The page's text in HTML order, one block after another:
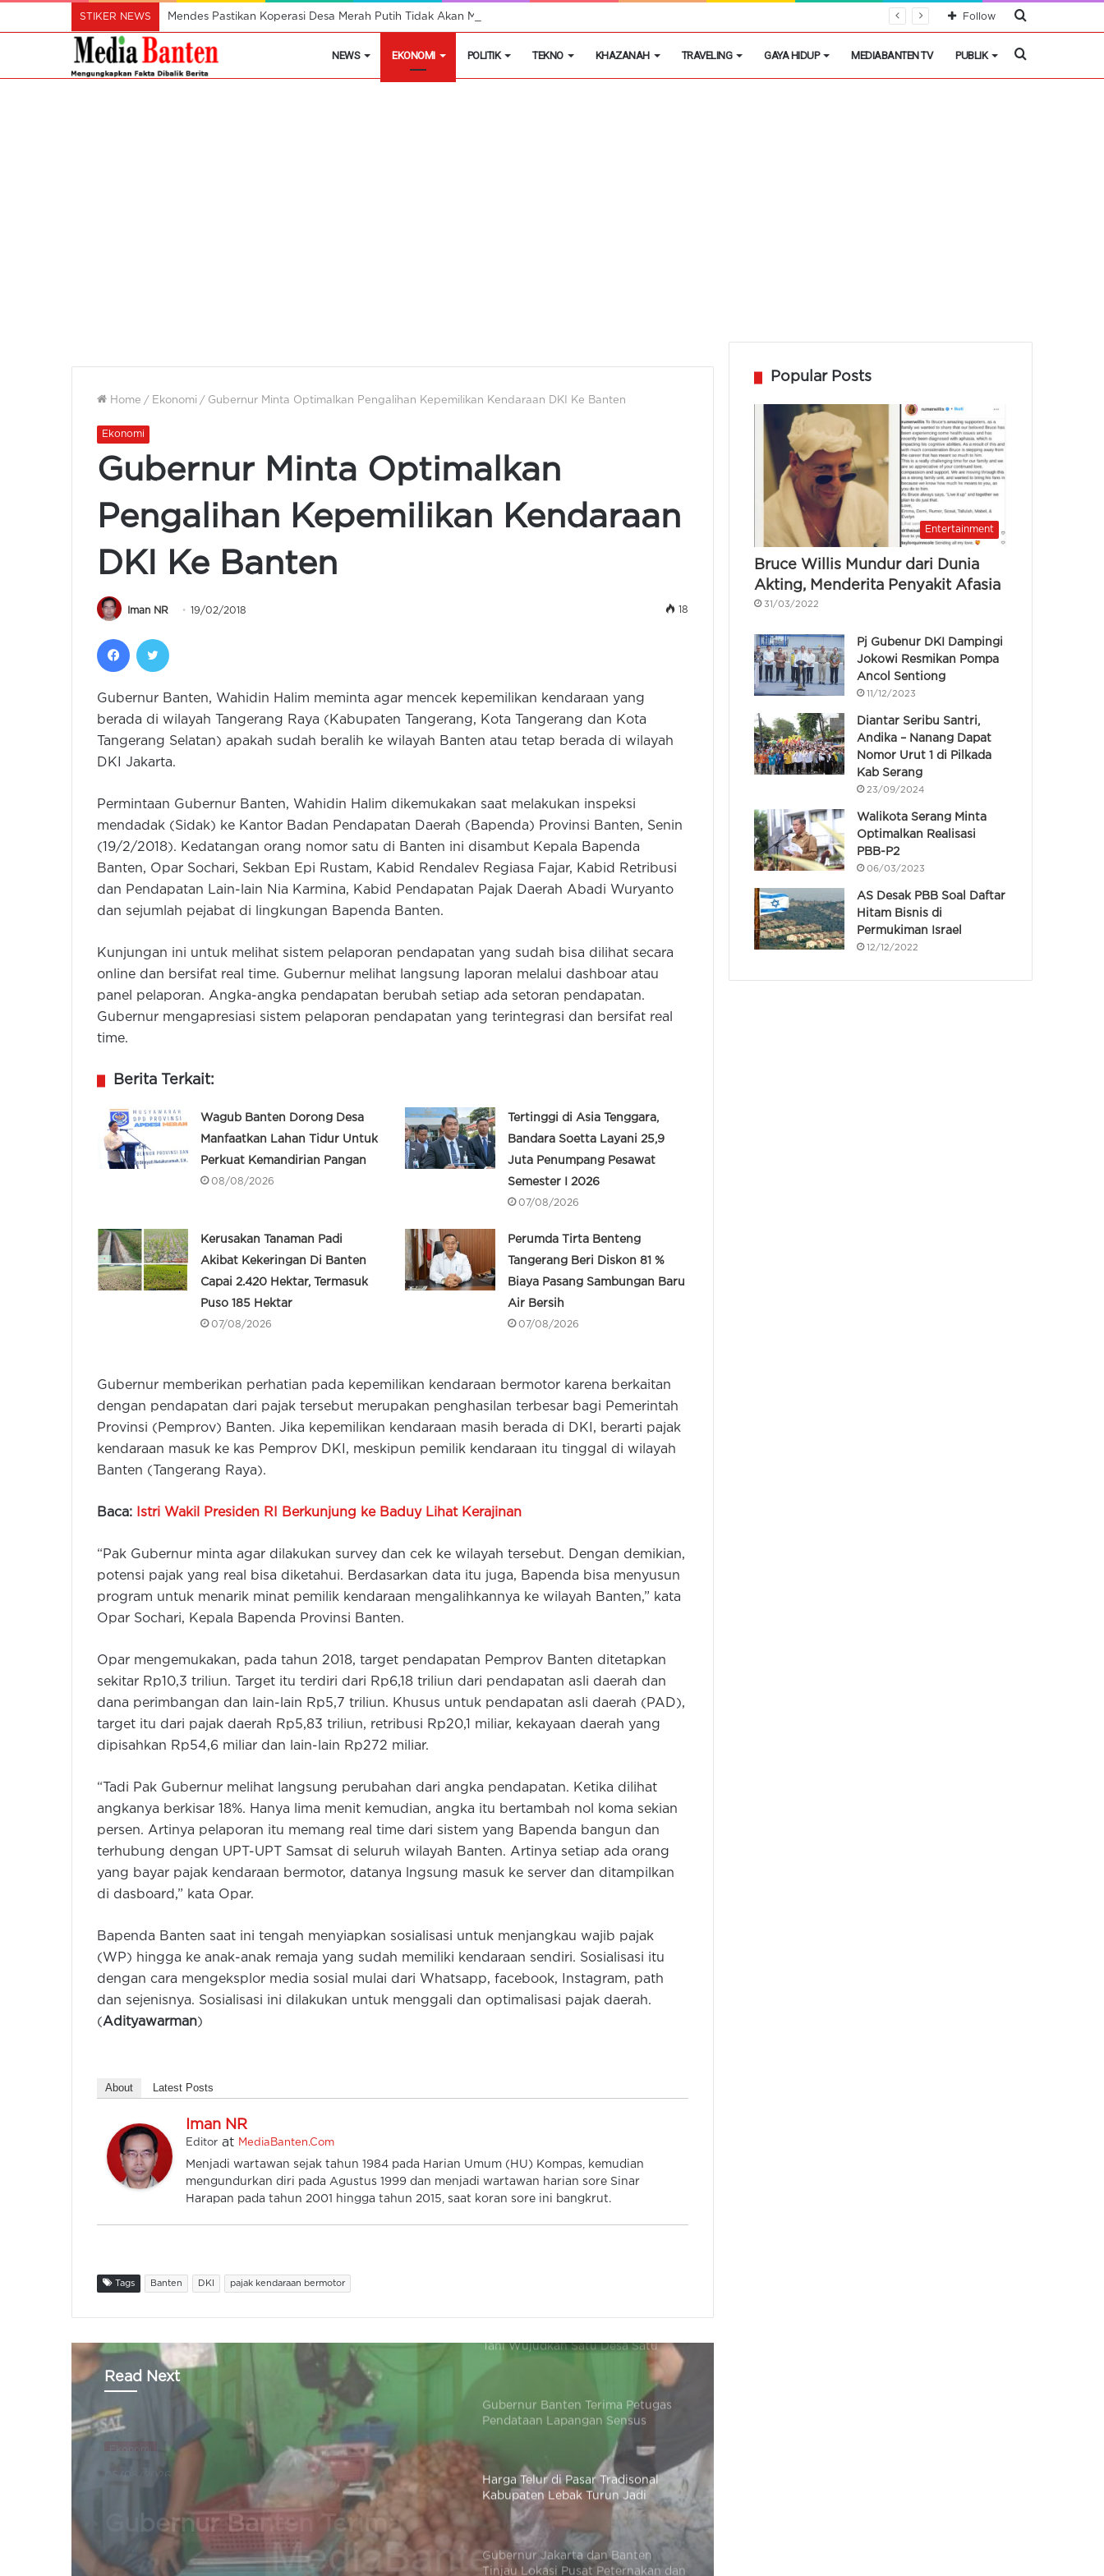
STIKER NEWS Mendes Pastikan Koperasi Desa Merah Putih Tidak Akan Menutup Warung Kelontongan di Desa Cari
Follow
NEWS EKONOMI POLITIK TEKNO KHAZANAH TRAVELING GAYA HIDUP MEDIABANTEN TV PUBLIK Cari
Home / Ekonomi / Gubernur Minta Optimalkan Pengalihan Kepemilikan Kendaraan DKI Ke Banten
Ekonomi
Gubernur Minta Optimalkan
Pengalihan Kepemilikan Kendaraan
DKI Ke Banten
Iman NR 19/02/2018 18
Facebook
Gubernur Banten, Wahidin Halim meminta agar mencek kepemilikan kendaraan yang
berada di wilayah Tangerang Raya (Kabupaten Tangerang, Kota Tangerang dan Kota
Tangerang Selatan) apakah sudah beralih ke wilayah Banten atau tetap berada di wilayah
DKI Jakarta.
Permintaan Gubernur Banten, Wahidin Halim dikemukakan saat melakukan inspeksi
mendadak (Sidak) ke Kantor Badan Pendapatan Daerah (Bapenda) Provinsi Banten, Senin
(19/2/2018). Kedatangan orang nomor satu di Banten ini disambut Kepala Bapenda
Banten, Opar Sochari, Sekban Epi Rustam, Kabid Rendalev Regiasa Fajar, Kabid Retribusi
dan Pendapatan Lain-lain Nia Karmina, Kabid Pendapatan Pajak Daerah Abadi Wuryanto
dan sejumlah pejabat di lingkungan Bapenda Banten.
Kunjungan ini untuk melihat sistem pelaporan pendapatan yang sudah bisa dilihat secara
online dan bersifat real time. Gubernur melihat langsung laporan melalui dashboar atau
panel pelaporan. Angka-angka pendapatan berubah setiap ada setoran pendapatan.
Gubernur mengapresiasi sistem pelaporan pendapatan yang terintegrasi dan bersifat real
time.
Berita Terkait:
Wagub Banten Dorong Desa
Manfaatkan Lahan Tidur Untuk
Perkuat Kemandirian Pangan
08/08/2026
Tertinggi di Asia Tenggara,
Bandara Soetta Layani 25,9
Juta Penumpang Pesawat
Semester I 2026
07/08/2026
Kerusakan Tanaman Padi
Akibat Kekeringan Di Banten
Capai 2.420 Hektar, Termasuk
Puso 185 Hektar
07/08/2026
Perumda Tirta Benteng
Tangerang Beri Diskon 81 %
Biaya Pasang Sambungan Baru
Air Bersih
07/08/2026
Gubernur memberikan perhatian pada kepemilikan kendaraan bermotor karena berkaitan
dengan pendapatan dari pajak tersebut merupakan penghasilan terbesar bagi Pemerintah
Provinsi (Pemprov) Banten. Jika kepemilikan kendaraan masih berada di DKI, berarti pajak
kendaraan masuk ke kas Pemprov DKI, meskipun pemilik kendaraan itu tinggal di wilayah
Banten (Tangerang Raya).
Baca: Istri Wakil Presiden RI Berkunjung ke Baduy Lihat Kerajinan
“Pak Gubernur minta agar dilakukan survey dan cek ke wilayah tersebut. Dengan demikian,
potensi pajak yang real bisa diketahui. Berdasarkan data itu juga, Bapenda bisa menyusun
program untuk menarik minat pemilik kendaraan mengalihkannya ke wilayah Banten,” kata
Opar Sochari, Kepala Bapenda Provinsi Banten.
Opar mengemukakan, pada tahun 2018, target pendapatan Pemprov Banten ditetapkan
sekitar Rp10,3 triliun. Target itu terdiri dari Rp6,18 triliun dari pendapatan asli daerah dan
dana perimbangan dan lain-lain Rp5,7 triliun. Khusus untuk pendapatan asli daerah (PAD),
target itu dari pajak daerah Rp5,83 triliun, retribusi Rp20,1 miliar, kekayaan daerah yang
dipisahkan Rp54,6 miliar dan lain-lain Rp272 miliar.
“Tadi Pak Gubernur melihat langsung perubahan dari angka pendapatan. Ketika dilihat
angkanya berkisar 18%. Hanya lima menit kemudian, angka itu bertambah nol koma sekian
persen. Artinya pelaporan itu memang real time dari sistem yang Bapenda bangun dan
terhubung dengan UPT-UPT Samsat di seluruh wilayah Banten. Artinya setiap ada orang
yang bayar pajak kendaraan bermotor, datanya lngsung masuk ke server dan ditampilkan
di dasboard,” kata Opar.
Bapenda Banten saat ini tengah menyiapkan sosialisasi untuk menjangkau wajib pajak
(WP) hingga ke anak-anak remaja yang sudah memiliki kendaraan sendiri. Sosialisasi itu
dengan cara mengeksplor media sosial mulai dari Whatsapp, facebook, Instagram, path
dan sejenisnya. Sosialisasi ini dilakukan untuk menggali dan optimalisasi pajak daerah.
(Adityawarman)
About Latest Posts
Iman NR
Editor at MediaBanten.Com
Menjadi wartawan sejak tahun 1984 pada Harian Umum (HU) Kompas, kemudian
mengundurkan diri pada Agustus 1999 dan menjadi wartawan harian sore Sinar
Harapan pada tahun 2001 hingga tahun 2015, saat koran sore ini bangkrut.
Tags Banten DKI pajak kendaraan bermotor
Read Next
Harga Telur di Pasar
Tradisonal Kabupaten Lebak
Turun Jadi Rp22.500 / Kg
Gubernur Banten Hadiri Panen
Raya Padi Organik 1.500 Hektar di
Sukarame
Kisah Rapih Herdiansyah: Dari
Program Bang Andra Tangani 46,71
Km Jalan Desa
LOTTE Mart Serang Hadir dengan
Tani Wujudkan Satu Desa Satu
Gubernur Banten Terima Petugas
Pendataan Lapangan Sensus
Ekonomi 2026
Harga Telur di Pasar Tradisonal
Kabupaten Lebak Turun Jadi
Rp22.500 / Kg
Gubernur Jakarta dan Banten
Tinjau Lokasi Pusat Peternakan dan
Pertanian di Ciangir
Popular Posts
Entertainment
Bruce Willis Mundur dari Dunia
Akting, Menderita Penyakit Afasia
31/03/2022
Pj Gubenur DKI Dampingi
Jokowi Resmikan Pompa
Ancol Sentiong
11/12/2023
Diantar Seribu Santri,
Andika – Nanang Dapat
Nomor Urut 1 di Pilkada
Kab Serang
23/09/2024
Walikota Serang Minta
Optimalkan Realisasi
PBB-P2
06/03/2023
AS Desak PBB Soal Daftar
Hitam Bisnis di
Permukiman Israel
12/12/2022